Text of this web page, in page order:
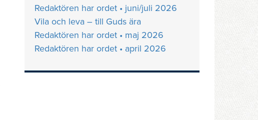
Redaktören har ordet • juni/juli 2026
Vila och leva – till Guds ära
Redaktören har ordet • maj 2026
Redaktören har ordet • april 2026